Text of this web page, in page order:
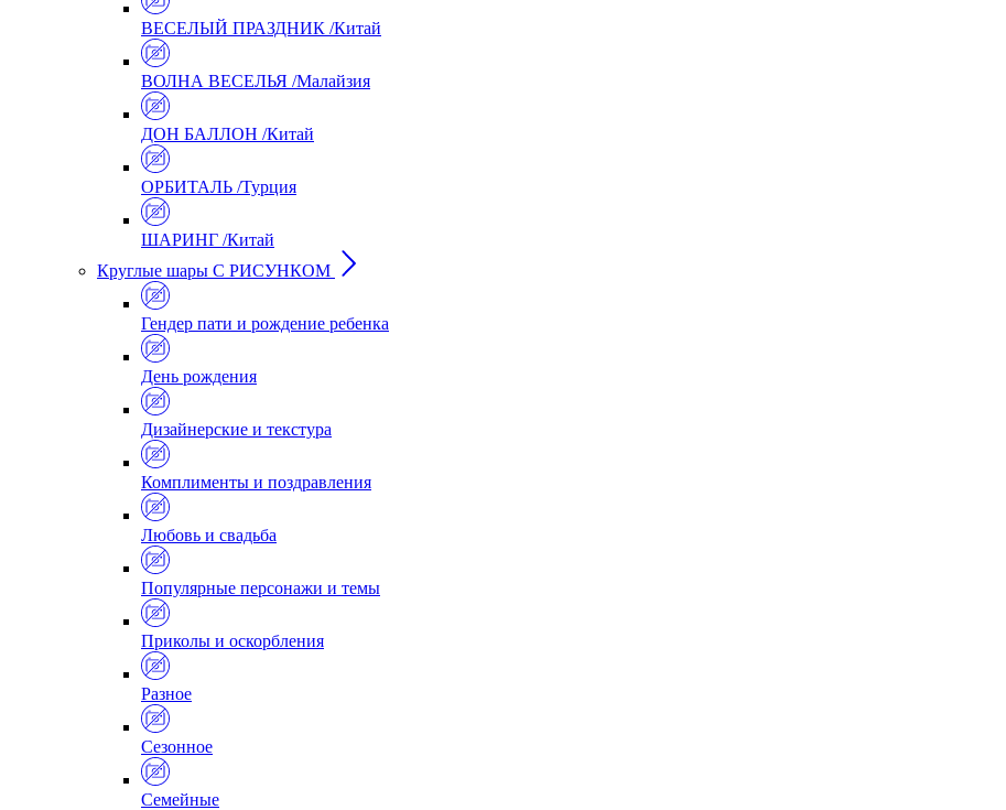
ВЕСЕЛЫЙ ПРАЗДНИК /Китай
ВОЛНА ВЕСЕЛЬЯ /Малайзия
ДОН БАЛЛОН /Китай
ОРБИТАЛЬ /Турция
ШАРИНГ /Китай
Круглые шары С РИСУНКОМ
Гендер пати и рождение ребенка
День рождения
Дизайнерские и текстура
Комплименты и поздравления
Любовь и свадьба
Популярные персонажи и темы
Приколы и оскорбления
Разное
Сезонное
Семейные